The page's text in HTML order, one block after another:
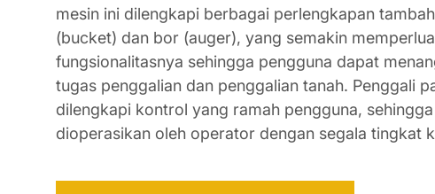
mesin ini dilengkapi berbagai perlengkapan
(bucket) dan bor (auger), yang semakin
fungsionalitasnya sehingga pengguna dapat
tugas penggalian dan penggalian tanah. Penggali
dilengkapi kontrol yang ramah pengguna,
dioperasikan oleh operator dengan segala tingkat